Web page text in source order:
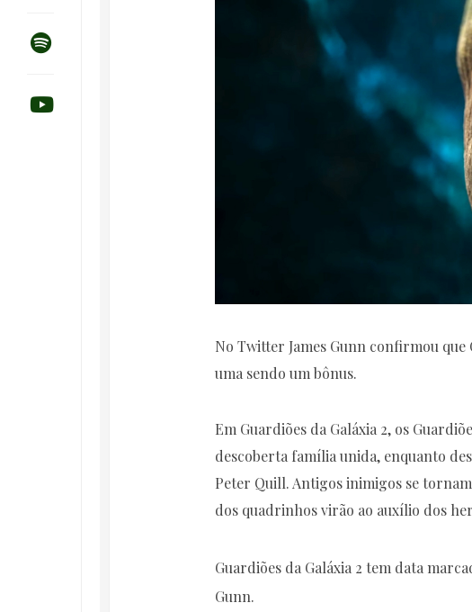
No Twitter James Gunn confirmou que
uma sendo um bônus.
Em Guardiões da Galáxia 2, os
descoberta família unida, enquanto
Peter Quill. Antigos inimigos se
dos quadrinhos virão ao auxílio dos
Guardiões da Galáxia 2 tem data
Gunn.